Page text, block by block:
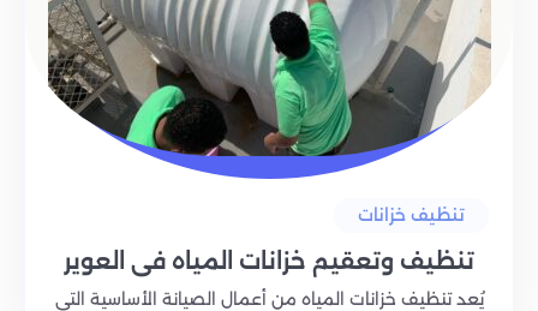
تنظيف خزانات
تنظيف وتعقيم خزانات المياه في العوير
يُعد تنظيف خزانات المياه من أعمال الصيانة الأساسية التي